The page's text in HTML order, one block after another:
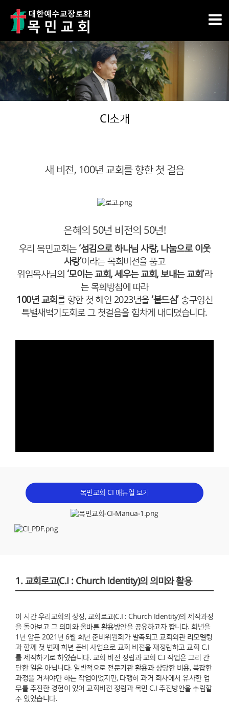
CI소개
새 비전, 100년 교회를 향한 첫 걸음
은혜의 50년 비전의 50년!
우리 목민교회는 ‘섬김으로 하나님 사랑, 나눔으로 이웃
사랑’이라는 목회비전을 품고
위임목사님의 ‘모이는 교회, 세우는 교회, 보내는 교회’라
는 목회방침에 따라
100년 교회를 향한 첫 해인 2023년을‘붙드심’ 송구영신
특별새벽기도회로 그 첫걸음을 힘차게 내디뎠습니다.
목민교회 CI 매뉴얼 보기
1. 교회로고(C.I : Church Identity)의 의미와 활용
이 시간 우리교회의 상징, 교회로고(C.I : Church Identity)의 제작과정
을 돌아보고 그 의미와 올바른 활용방안을 공유하고자 합니다. 희년을
1년 앞둔 2021년 6월 희년 준비위원회가 발족되고 교회외관 리모델링
과 함께 첫 번째 희년 준비 사업으로 교회 비전을 재정립하고 교회 C.I
를 제작하기로 하였습니다. 교회 비전 정립과 교회 C.I 작업은 그리 간
단한 일은 아닙니다. 일반적으로 전문기관 활용과 상당한 비용, 복잡한
과정을 거쳐야만 하는 작업이었지만, 다행히 과거 회사에서 유사한 업
무를 추진한 경험이 있어 교회비전 정립과 목민 C.I 추진방안을 수립할
수 있었습니다.